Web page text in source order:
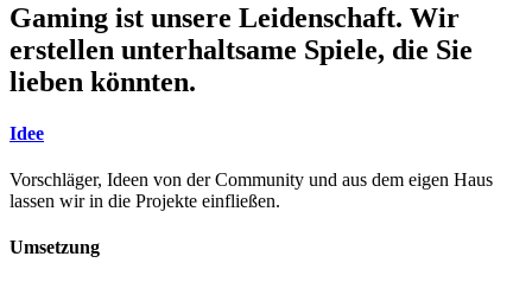
Gaming ist unsere Leidenschaft. Wir
erstellen unterhaltsame Spiele, die Sie
lieben könnten.
Idee
Vorschläger, Ideen von der Community und aus dem eigen Haus
lassen wir in die Projekte einfließen.
Umsetzung